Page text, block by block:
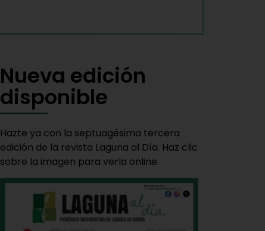
Nueva edición
disponible
Hazte ya con la septuagésima tercera
edición de la revista Laguna al Día. Haz clic
sobre la imagen para verla online.